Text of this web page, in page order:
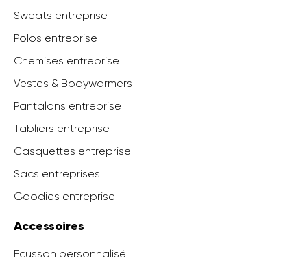
Sweats entreprise
Polos entreprise
Chemises entreprise
Vestes & Bodywarmers
Pantalons entreprise
Tabliers entreprise
Casquettes entreprise
Sacs entreprises
Goodies entreprise
Accessoires
Ecusson personnalisé